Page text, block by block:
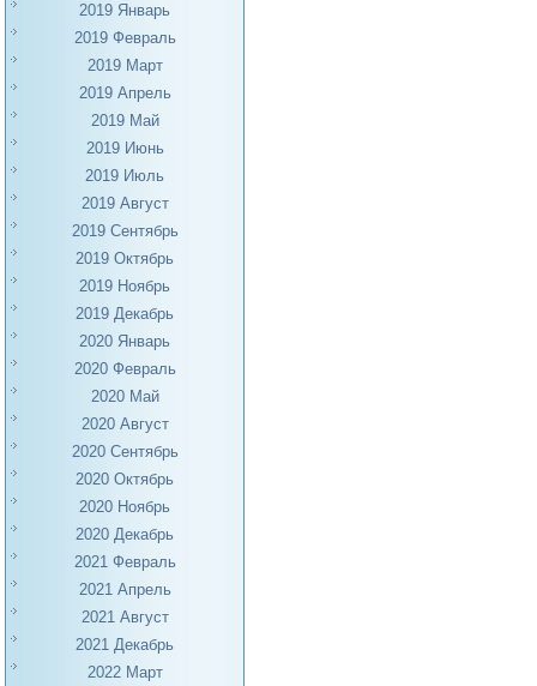
2019 Январь
2019 Февраль
2019 Март
2019 Апрель
2019 Май
2019 Июнь
2019 Июль
2019 Август
2019 Сентябрь
2019 Октябрь
2019 Ноябрь
2019 Декабрь
2020 Январь
2020 Февраль
2020 Май
2020 Август
2020 Сентябрь
2020 Октябрь
2020 Ноябрь
2020 Декабрь
2021 Февраль
2021 Апрель
2021 Август
2021 Декабрь
2022 Март